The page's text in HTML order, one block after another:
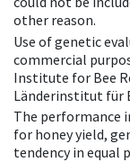
other reason.
Use of genetic
commercial
Institute for Bee
Länderinstitut für
The performance
for honey yield,
tendency in equal